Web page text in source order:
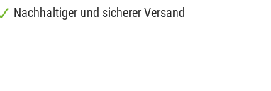
Nachhaltiger und sicherer Versand